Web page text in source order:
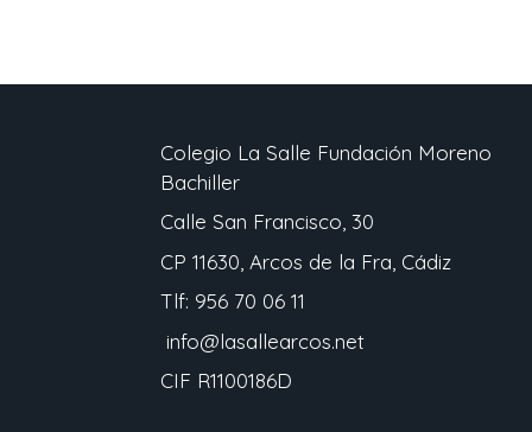
Colegio La Salle Fundación Moreno
Bachiller
Calle San Francisco, 30
CP 11630, Arcos de la Fra, Cádiz
Tlf: 956 70 06 11
info@lasallearcos.net
CIF R1100186D